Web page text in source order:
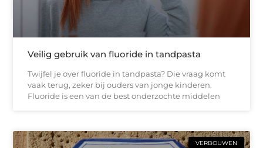
Veilig gebruik van fluoride in tandpasta
Twijfel je over fluoride in tandpasta? Die vraag komt
vaak terug, zeker bij ouders van jonge kinderen.
Fluoride is een van de best onderzochte middelen
VERBOUWEN